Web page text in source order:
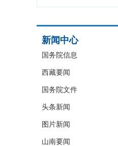
新闻中心
国务院信息
西藏要闻
国务院文件
头条新闻
图片新闻
山南要闻